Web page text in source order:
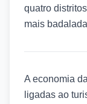
quatro
mais
A economia
ligadas ao